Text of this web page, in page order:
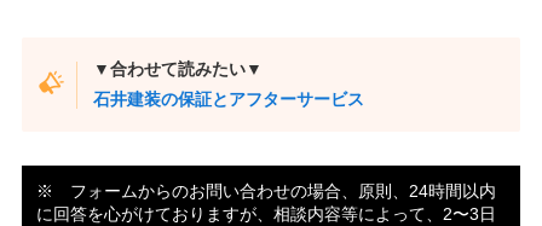
▼合わせて読みたい▼
石井建装の保証とアフターサービス
※ フォームからのお問い合わせの場合、原則、24時間以内
に回答を心がけておりますが、相談内容等によって、2〜3日